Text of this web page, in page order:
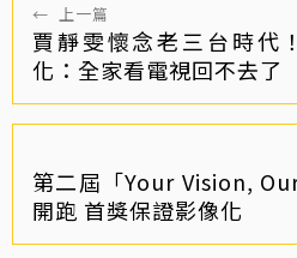
← 上一篇
賈靜雯懷念老三台時代
化：全家看電視回不去了
第二屆「Your Vision,
開跑 首獎保證影像化